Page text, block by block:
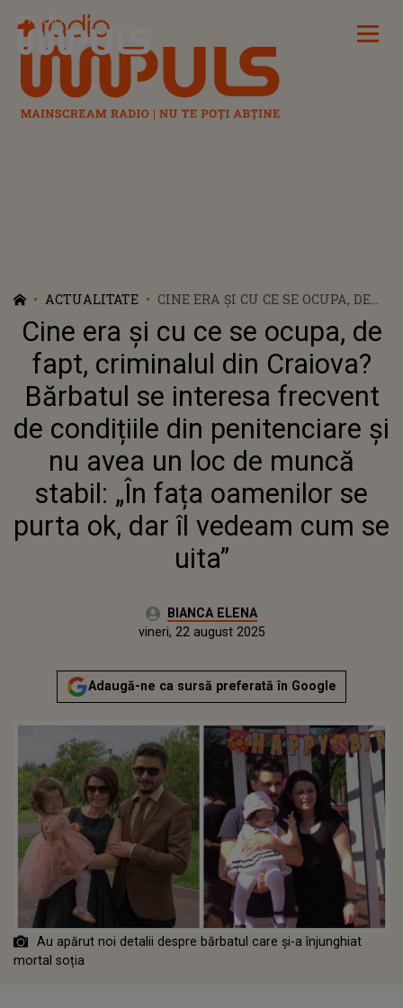
Radio Impuls
ACTUALITATE
CINE ERA ȘI CU CE SE OCUPA, DE
FAPT, CRIMINALUL DIN CRAIOVA?
BĂRBATUL SE INTERESA
FRECVENT DE CONDIȚIILE DIN
PENITENCIARE ȘI NU AVEA UN
LOC DE MUNCĂ STABIL: „ÎN FAȚA
VEDEAM CUM SE UITA”
Cine era și cu ce se ocupa, de
fapt, criminalul din Craiova?
Bărbatul se interesa frecvent
de condițiile din penitenciare și
nu avea un loc de muncă
stabil: „În fața oamenilor se
purta ok, dar îl vedeam cum se
uita”
Autor:BIANCA ELENA
vineri, 22 august 2025Actualizat:
vineri, 22 august 2025
Adaugă-ne ca sursă preferată în Google
Au apărut noi detalii despre bărbatul care și-a înjunghiat
mortal soția